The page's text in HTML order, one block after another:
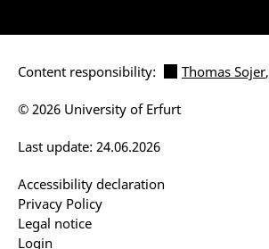
Content responsibility: Thomas Sojer,
Accessibility declaration
Privacy Policy
Legal notice
Login
Last update: 24.06.2026
© 2026 University of Erfurt